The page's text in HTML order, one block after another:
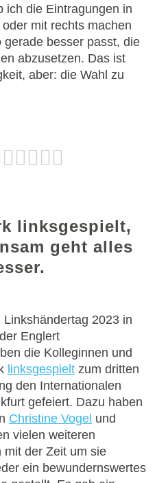
ich die Eintragungen in
mit rechts machen
besser passt, die
abzusetzen. Das ist
aber: die Wahl zu
linksgespielt,
geht alles
2023 in
Englert
die Kolleginnen und
linksgespielt zum dritten
den Internationalen
gefeiert. Dazu haben
Christine Vogel und
vielen weiteren
mit der Zeit um sie
ein bewundernswertes